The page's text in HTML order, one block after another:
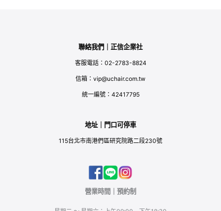
聯絡我們｜正信企業社
客服電話：02-2783-8824
信箱：vip@uchair.com.tw
統一編號：42417795
地址｜門口可停車
115台北市南港們區研究院路二段230號
營業時間｜預約制